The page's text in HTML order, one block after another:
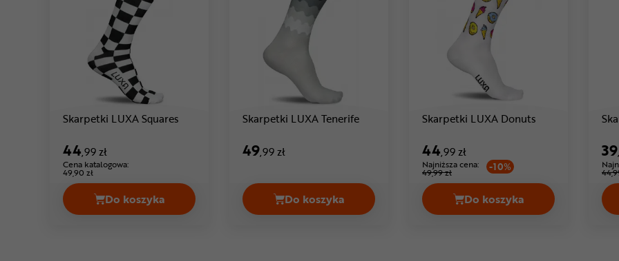
Skarpetki LUXA Squares Cena: 44 ,99 zł
44,99 zł
Cena katalogowa:
49,90 zł
Do koszyka
Skarpetki LUXA Squares Cena 44,99 zł
Skarpetki LUXA TenerifeCena: 49 ,99 zł
49,99 zł
Do koszyka
Skarpetki LUXA Tenerife Cena 49,99 zł
Skarpetki LUXA Donuts Cena: 44 ,99 zł
44,99 zł
Najniższa cena:
49,99 zł -10%
Do koszyka
Skarpetki LUXA Donuts
39